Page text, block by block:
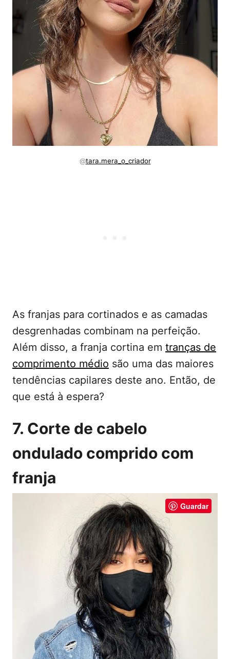
@tara.mera_o_criador
As franjas para cortinados e as camadas
desgrenhadas combinam na perfeição.
Além disso, a franja cortina em tranças de
comprimento médio são uma das maiores
tendências capilares deste ano. Então, de
que está à espera?
7. Corte de cabelo
ondulado comprido com
franja
Guardar